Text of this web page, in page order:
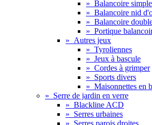
» Balancoire simple
» Balancoire nid
» Balancoire
» Portique
» Autres jeux
» Tyroliennes
» Jeux à bascule
» Cordes à grimper
» Sports divers
» Maisonnettes en
» Serre de jardin en verre
» Blackline ACD
» Serres urbaines
» Serres parois droites